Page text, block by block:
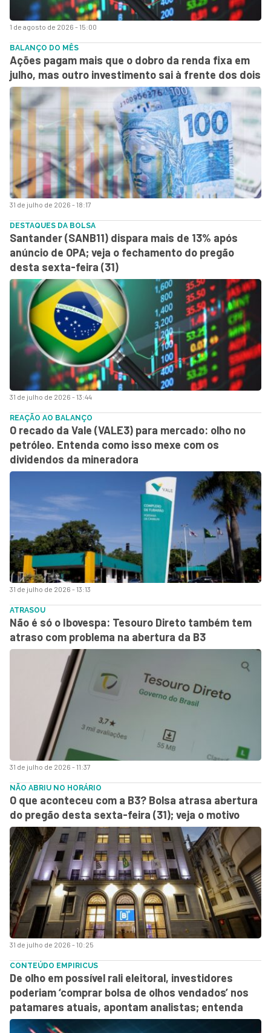
1 de agosto de 2026 - 15:00
31 de julho de 2026 - 18:17
BALANÇO DO MÊS
Ações pagam mais que o dobro da renda fixa em
julho, mas outro investimento sai à frente dos dois
31 de julho de 2026 - 13:44
DESTAQUES DA BOLSA
Santander (SANB11) dispara mais de 13% após
anúncio de OPA; veja o fechamento do pregão
desta sexta-feira (31)
31 de julho de 2026 - 13:13
REAÇÃO AO BALANÇO
O recado da Vale (VALE3) para mercado: olho no
petróleo. Entenda como isso mexe com os
dividendos da mineradora
31 de julho de 2026 - 11:37
ATRASOU
Não é só o Ibovespa: Tesouro Direto também tem
atraso com problema na abertura da B3
31 de julho de 2026 - 10:25
NÃO ABRIU NO HORÁRIO
O que aconteceu com a B3? Bolsa atrasa abertura
do pregão desta sexta-feira (31); veja o motivo
CONTEÚDO EMPIRICUS
De olho em possível rali eleitoral, investidores
poderiam ‘comprar bolsa de olhos vendados’ nos
patamares atuais, apontam analistas; entenda